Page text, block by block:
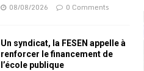
08/08/2026 0 Comments
Un syndicat, la FESEN appelle à
renforcer le financement de
l’école publique